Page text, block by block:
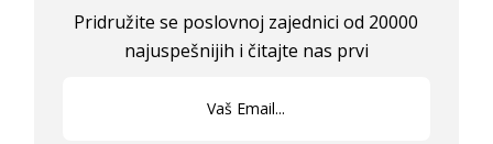
Pridružite se poslovnoj zajednici od 20000
najuspešnijih i čitajte nas prvi